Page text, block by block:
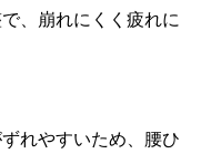
、崩れにくく疲れに
れやすいため、腰ひ